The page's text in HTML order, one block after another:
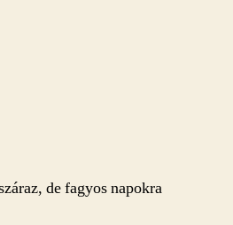
de fagyos napokra